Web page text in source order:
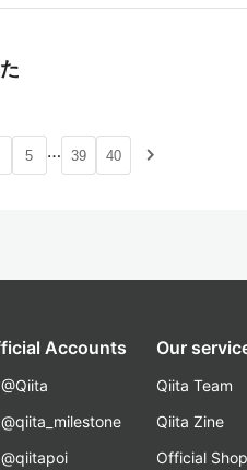
5 … 39 40 navigate_next
Accounts
@Qiita
@qiita_milestone
@qiitapoi
Our
Qiita Team
Qiita Zine
Official Shop